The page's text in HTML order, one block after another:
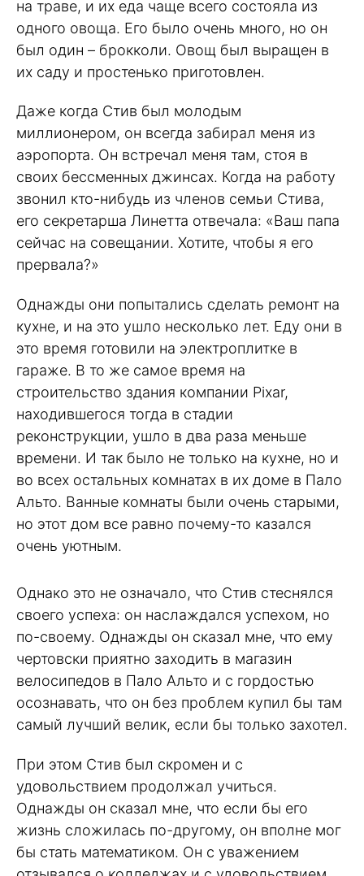
на траве, и их еда чаще всего состояла из
одного овоща. Его было очень много, но он
был один – брокколи. Овощ был выращен в
их саду и простенько приготовлен.
Даже когда Стив был молодым
миллионером, он всегда забирал меня из
аэропорта. Он встречал меня там, стоя в
своих бессменных джинсах. Когда на работу
звонил кто-нибудь из членов семьи Стива,
его секретарша Линетта отвечала: «Ваш папа
сейчас на совещании. Хотите, чтобы я его
прервала?»
Однажды они попытались сделать ремонт на
кухне, и на это ушло несколько лет. Еду они в
это время готовили на электроплитке в
гараже. В то же самое время на
строительство здания компании Pixar,
находившегося тогда в стадии
реконструкции, ушло в два раза меньше
времени. И так было не только на кухне, но и
во всех остальных комнатах в их доме в Пало
Альто. Ванные комнаты были очень старыми,
но этот дом все равно почему-то казался
очень уютным.
Однако это не означало, что Стив стеснялся
своего успеха: он наслаждался успехом, но
по-своему. Однажды он сказал мне, что ему
чертовски приятно заходить в магазин
велосипедов в Пало Альто и с гордостью
осознавать, что он без проблем купил бы там
самый лучший велик, если бы только захотел.
При этом Стив был скромен и с
удовольствием продолжал учиться.
Однажды он сказал мне, что если бы его
жизнь сложилась по-другому, он вполне мог
бы стать математиком. Он с уважением